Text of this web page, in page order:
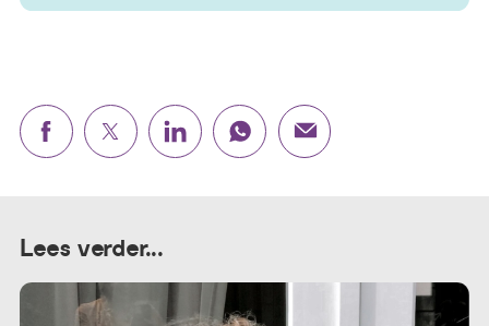
Lees verder...